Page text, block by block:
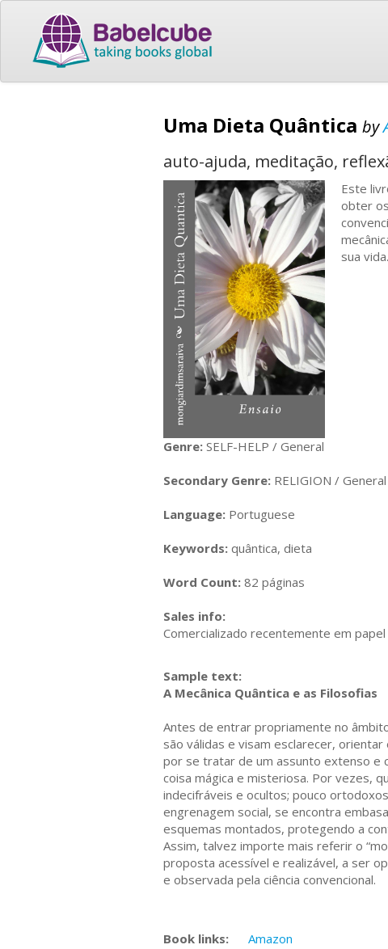
Uma Dieta Quântica by
auto-ajuda, meditação,
Este
obter
sua vida.
Genre: SELF-HELP / General
Secondary Genre: RELIGION / General
Language: Portuguese
Keywords: quântica, dieta
Word Count: 82 páginas
Sales info:
Comercializado recentemente em
Sample text:
A Mecânica Quântica e as Filosofias
Antes de entrar propriamente no
são válidas e visam esclarecer, orientar
por se tratar de um assunto extenso e
coisa mágica e misteriosa. Por vezes,
indecifráveis e ocultos; pouco
engrenagem social, se encontra
esquemas montados, protegendo a
Assim, talvez importe mais referir o
proposta acessível e realizável, a ser
e observada pela ciência convencional.
Book links: Amazon